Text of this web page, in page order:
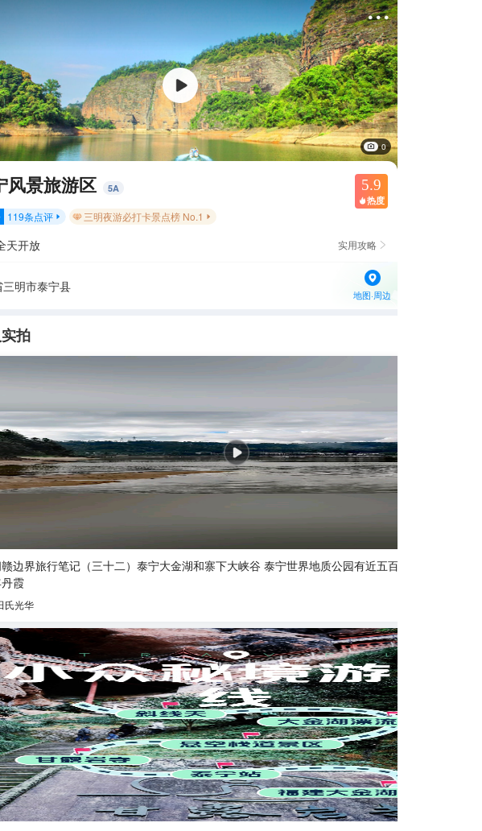

0
风景旅游区 5A 5.9
 热度
119条点评  三明夜游必打卡景点榜 No.1 
天开放 实用攻略 
明市泰宁县
地图·周边
拍
边界旅行笔记（三十二）泰宁大金湖和寨下大峡谷 泰宁世界地质公园有近五百平方公里之大，以
霞
氏光华